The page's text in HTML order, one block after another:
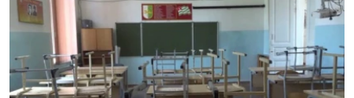
поиску
СЕВЕР.РЕАЛИИ
СИБИРЬ.РЕАЛИИ
РАСПИСАНИЕ ВЕЩАНИЯ
ПОДПИШИТЕСЬ НА РАССЫЛКУ